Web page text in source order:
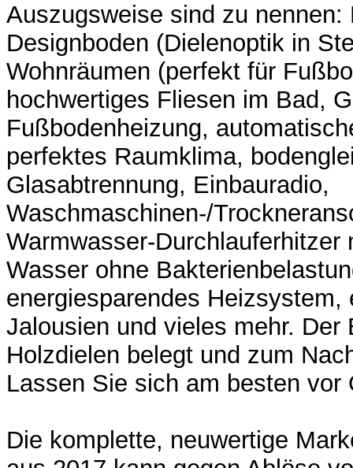
Auszugsweise sind zu nennen:
Designboden (Dielenoptik in
Wohnräumen (perfekt für
hochwertiges Fliesen im Bad,
Fußbodenheizung,
perfektes Raumklima,
Glasabtrennung, Einbauradio,
Waschmaschinen-/
Warmwasser-
Wasser ohne
energiesparendes Heizsystem,
Jalousien und vieles mehr. Der
Holzdielen belegt und zum
Lassen Sie sich am besten vor
Die komplette, neuwertige